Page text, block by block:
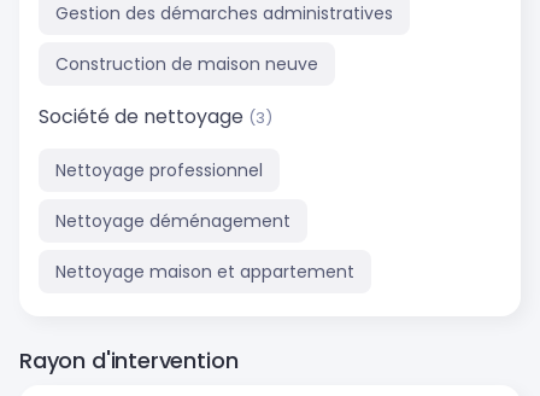
Gestion des démarches administratives
Construction de maison neuve
Société de nettoyage (3)
Nettoyage professionnel
Nettoyage déménagement
Nettoyage maison et appartement
Rayon d'intervention